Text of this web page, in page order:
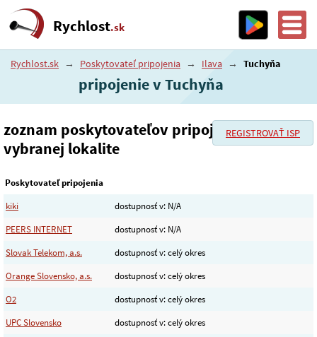
Rychlost.sk
Rychlost.sk → Poskytovateľ pripojenia → Ilava → Tuchyňa
pripojenie v Tuchyňa
REGISTROVAŤ ISP
zoznam poskytovateľov pripojenia vo
vybranej lokalite
Poskytovateľ pripojenia
kiki
dostupnosť v: N/A
PEERS INTERNET
dostupnosť v: N/A
Slovak Telekom, a.s.
dostupnosť v: celý okres
Orange Slovensko, a.s.
dostupnosť v: celý okres
O2
dostupnosť v: celý okres
UPC Slovensko
dostupnosť v: celý okres